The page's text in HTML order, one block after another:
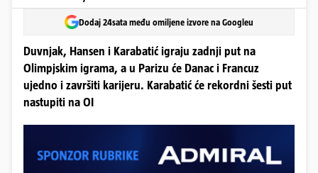
Dodaj 24sata među omiljene izvore na Googleu
Duvnjak, Hansen i Karabatić igraju zadnji put na
Olimpjskim igrama, a u Parizu će Danac i Francuz
ujedno i završiti karijeru. Karabatić će rekordni šesti put
nastupiti na OI